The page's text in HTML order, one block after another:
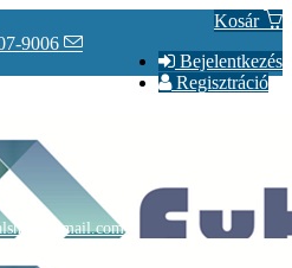
Kosár
Bejelentkezés
Regisztráció
9006